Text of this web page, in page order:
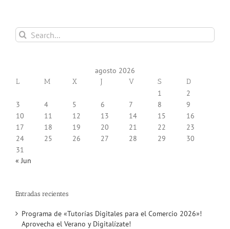
Search
for:
agosto 2026
L M X J V S D
1
2
3
4 5 6 7 8
9
10
11 12 13 14 15
16
17
18 19 20 21 22
23
24
25 26 27 28 29
30
31
« Jun
Entradas recientes
Programa de «Tutorías Digitales para el Comercio 2026»!
Aprovecha el Verano y Digitalízate!